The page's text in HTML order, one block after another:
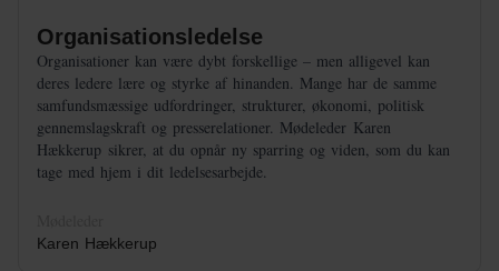
Organisationsledelse
Organisationer kan være dybt forskellige – men alligevel kan
deres ledere lære og styrke af hinanden. Mange har de samme
samfundsmæssige udfordringer, strukturer, økonomi, politisk
gennemslagskraft og presserelationer. Mødeleder Karen
Hækkerup sikrer, at du opnår ny sparring og viden, som du kan
tage med hjem i dit ledelsesarbejde.
Karen Hækkerup